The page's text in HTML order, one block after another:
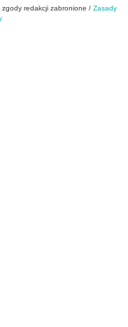
redakcji zabronione / Zasady